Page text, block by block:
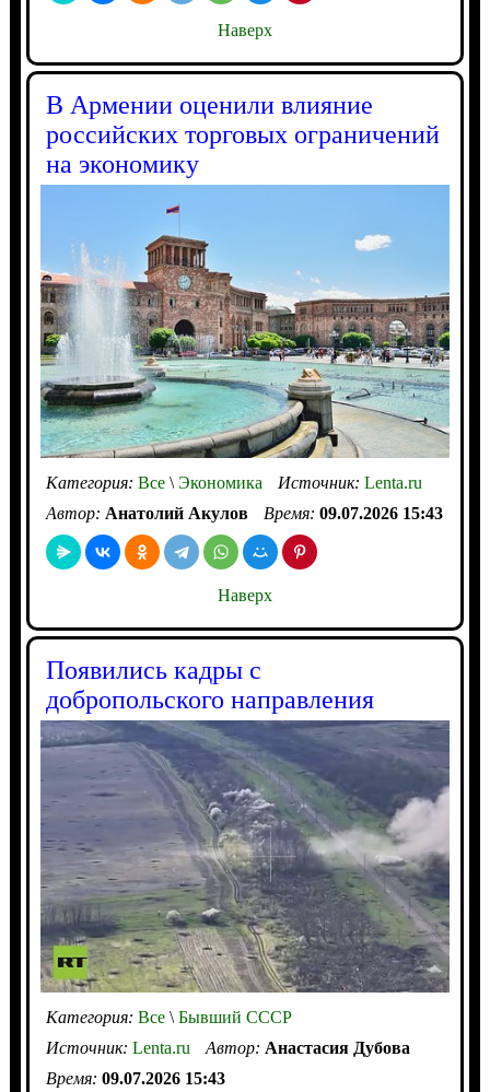
Наверх
В Армении оценили влияние
российских торговых ограничений
на экономику
Категория: Все\Экономика Источник: Lenta.ru
Автор: Анатолий Акулов Время: 09.07.2026 15:43
Наверх
Появились кадры с
добропольского направления
Категория: Все\Бывший СССР
Источник: Lenta.ru Автор: Анастасия Дубова
Время: 09.07.2026 15:43